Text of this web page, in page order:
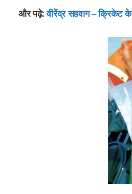
और पढ़े:वीरेंद्र सहवाग – क्रिकेट